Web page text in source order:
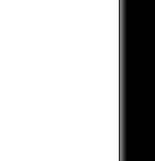
ограниченными